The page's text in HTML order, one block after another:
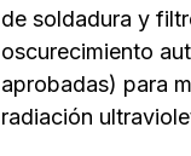
de soldadura y
oscurecimiento
aprobadas) para
radiación